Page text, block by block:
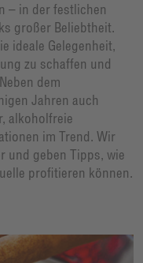
– in der festlichen
großer Beliebtheit.
ideale Gelegenheit,
zu schaffen und
dem
Jahren auch
alkoholfreie
im Trend. Wir
und geben Tipps, wie
profitieren können.